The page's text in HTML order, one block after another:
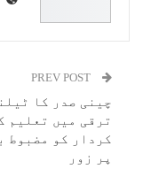
چینی صدر کا
ترقی میں تعلیم
کردار کو مضبوط
پر زور